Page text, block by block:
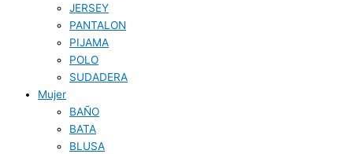
JERSEY
PANTALON
PIJAMA
POLO
SUDADERA
Mujer
BAÑO
BATA
BLUSA